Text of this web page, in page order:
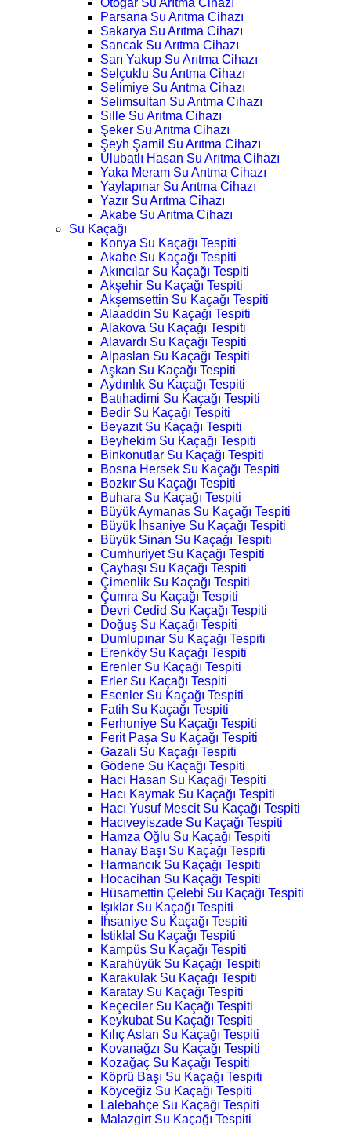
Otogar Su Arıtma Cihazı
Parsana Su Arıtma Cihazı
Sakarya Su Arıtma Cihazı
Sancak Su Arıtma Cihazı
Sarı Yakup Su Arıtma Cihazı
Selçuklu Su Arıtma Cihazı
Selimiye Su Arıtma Cihazı
Selimsultan Su Arıtma Cihazı
Sille Su Arıtma Cihazı
Şeker Su Arıtma Cihazı
Şeyh Şamil Su Arıtma Cihazı
Ulubatlı Hasan Su Arıtma Cihazı
Yaka Meram Su Arıtma Cihazı
Yaylapınar Su Arıtma Cihazı
Yazır Su Arıtma Cihazı
Akabe Su Arıtma Cihazı
Su Kaçağı
Konya Su Kaçağı Tespiti
Akabe Su Kaçağı Tespiti
Akıncılar Su Kaçağı Tespiti
Akşehir Su Kaçağı Tespiti
Akşemsettin Su Kaçağı Tespiti
Alaaddin Su Kaçağı Tespiti
Alakova Su Kaçağı Tespiti
Alavardı Su Kaçağı Tespiti
Alpaslan Su Kaçağı Tespiti
Aşkan Su Kaçağı Tespiti
Aydınlık Su Kaçağı Tespiti
Batıhadimi Su Kaçağı Tespiti
Bedir Su Kaçağı Tespiti
Beyazıt Su Kaçağı Tespiti
Beyhekim Su Kaçağı Tespiti
Binkonutlar Su Kaçağı Tespiti
Bosna Hersek Su Kaçağı Tespiti
Bozkır Su Kaçağı Tespiti
Buhara Su Kaçağı Tespiti
Büyük Aymanas Su Kaçağı Tespiti
Büyük İhsaniye Su Kaçağı Tespiti
Büyük Sinan Su Kaçağı Tespiti
Cumhuriyet Su Kaçağı Tespiti
Çaybaşı Su Kaçağı Tespiti
Çimenlik Su Kaçağı Tespiti
Çumra Su Kaçağı Tespiti
Devri Cedid Su Kaçağı Tespiti
Doğuş Su Kaçağı Tespiti
Dumlupınar Su Kaçağı Tespiti
Erenköy Su Kaçağı Tespiti
Erenler Su Kaçağı Tespiti
Erler Su Kaçağı Tespiti
Esenler Su Kaçağı Tespiti
Fatih Su Kaçağı Tespiti
Ferhuniye Su Kaçağı Tespiti
Ferit Paşa Su Kaçağı Tespiti
Gazali Su Kaçağı Tespiti
Gödene Su Kaçağı Tespiti
Hacı Hasan Su Kaçağı Tespiti
Hacı Kaymak Su Kaçağı Tespiti
Hacı Yusuf Mescit Su Kaçağı Tespiti
Hacıveyiszade Su Kaçağı Tespiti
Hamza Oğlu Su Kaçağı Tespiti
Hanay Başı Su Kaçağı Tespiti
Harmancık Su Kaçağı Tespiti
Hocacihan Su Kaçağı Tespiti
Hüsamettin Çelebi Su Kaçağı Tespiti
Işıklar Su Kaçağı Tespiti
İhsaniye Su Kaçağı Tespiti
İstiklal Su Kaçağı Tespiti
Kampüs Su Kaçağı Tespiti
Karahüyük Su Kaçağı Tespiti
Karakulak Su Kaçağı Tespiti
Karatay Su Kaçağı Tespiti
Keçeciler Su Kaçağı Tespiti
Keykubat Su Kaçağı Tespiti
Kılıç Aslan Su Kaçağı Tespiti
Kovanağzı Su Kaçağı Tespiti
Kozağaç Su Kaçağı Tespiti
Köprü Başı Su Kaçağı Tespiti
Köyceğiz Su Kaçağı Tespiti
Lalebahçe Su Kaçağı Tespiti
Malazgirt Su Kaçağı Tespiti